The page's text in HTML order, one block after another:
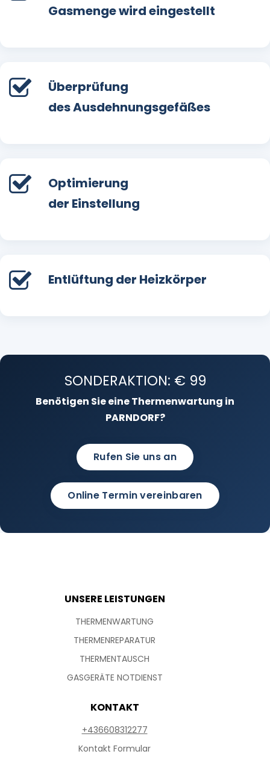
Gasmenge wird eingestellt
Überprüfung
des Ausdehnungsgefäßes
Optimierung
der Einstellung
Entlüftung der Heizkörper
SONDERAKTION: € 99
Benötigen Sie eine Thermenwartung in
PARNDORF?
Rufen Sie uns an
Online Termin vereinbaren
UNSERE LEISTUNGEN
THERMENWARTUNG
THERMENREPARATUR
THERMENTAUSCH
GASGERÄTE NOTDIENST
KONTAKT
+436608312277
Kontakt Formular